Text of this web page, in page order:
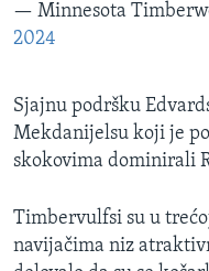
— Minnesota
2024
Sjajnu podršku
Mekdanijelsu koji je
skokovima dominirali
Timbervulfsi su u
navijačima niz